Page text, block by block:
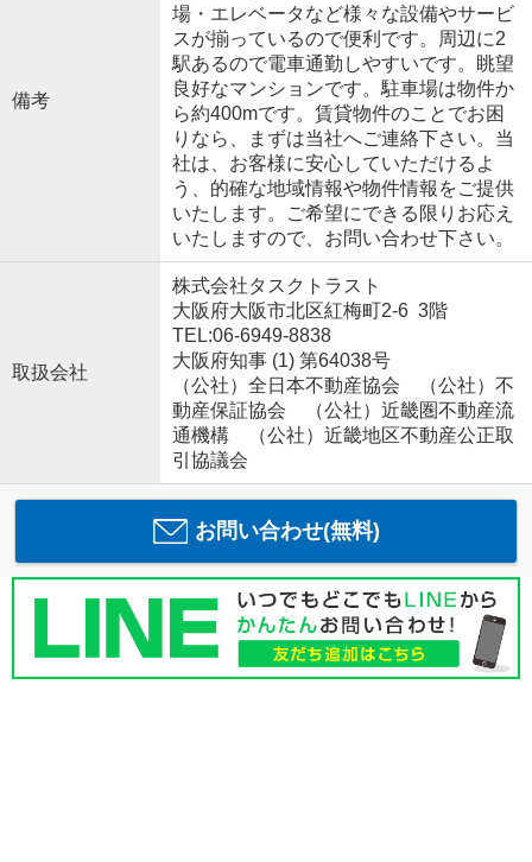
備考
場・エレベータなど様々な設備やサービ
スが揃っているので便利です。周辺に2
駅あるので電車通勤しやすいです。眺望
良好なマンションです。駐車場は物件か
ら約400mです。賃貸物件のことでお困
りなら、まずは当社へご連絡下さい。当
社は、お客様に安心していただけるよ
う、的確な地域情報や物件情報をご提供
いたします。ご希望にできる限りお応え
いたしますので、お問い合わせ下さい。
取扱会社
株式会社タスクトラスト
大阪府大阪市北区紅梅町2-6 3階
TEL:06-6949-8838
大阪府知事 (1) 第64038号
（公社）全日本不動産協会 （公社）不
動産保証協会 （公社）近畿圏不動産流
通機構 （公社）近畿地区不動産公正取
引協議会
お問い合わせ(無料)